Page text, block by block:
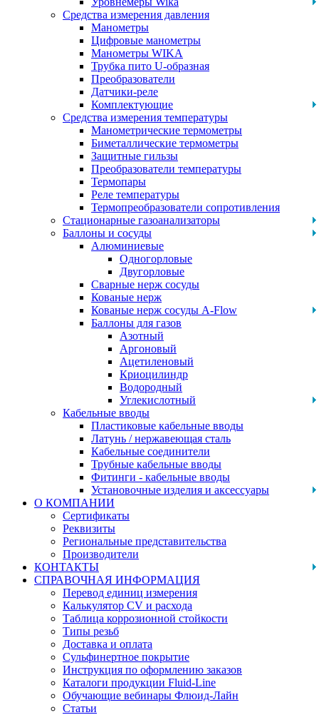
Средства измерения давления
Манометры
Цифровые манометры
Манометры WIKA
Трубка пито U-образная
Преобразователи
Датчики-реле
Комплектующие
Средства измерения температуры
Манометрические термометры
Биметаллические термометры
Защитные гильзы
Преобразователи температуры
Термопары
Реле температуры
Термопреобразователи сопротивления
Стационарные газоанализаторы
Баллоны и сосуды
Алюминиевые
Одногорловые
Двугорловые
Сварные нерж сосуды
Кованые нерж
Кованые нерж сосуды A-Flow
Баллоны для газов
Азотный
Аргоновый
Ацетиленовый
Криоцилиндр
Водородный
Углекислотный
Кабельные вводы
Пластиковые кабельные вводы
Латунь / нержавеющая сталь
Кабельные соединители
Трубные кабельные вводы
Фитинги - кабельные вводы
Установочные изделия и аксессуары
О КОМПАНИИ
Сертификаты
Реквизиты
Региональные представительства
Производители
КОНТАКТЫ
СПРАВОЧНАЯ ИНФОРМАЦИЯ
Перевод единиц измерения
Калькулятор CV и расхода
Таблица коррозионной стойкости
Типы резьб
Доставка и оплата
Сульфинертное покрытие
Инструкция по оформлению заказов
Каталоги продукции Fluid-Line
Обучающие вебинары Флюид-Лайн
Статьи